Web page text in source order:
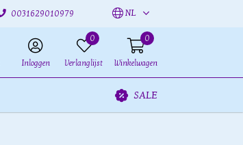
0031629010979 NL
Inloggen
0
Verlanglijst
0
Winkelwagen
SALE